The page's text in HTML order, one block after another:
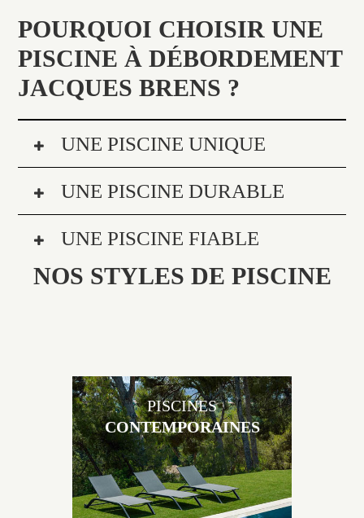
POURQUOI CHOISIR UNE
PISCINE À DÉBORDEMENT
JACQUES BRENS ?
UNE PISCINE UNIQUE
UNE PISCINE DURABLE
UNE PISCINE FIABLE
NOS STYLES DE PISCINE
Les piscines en béton contemporaines Jacques
Brens sont uniques grâce au large choix de
PISCINES
CONTEMPORAINES